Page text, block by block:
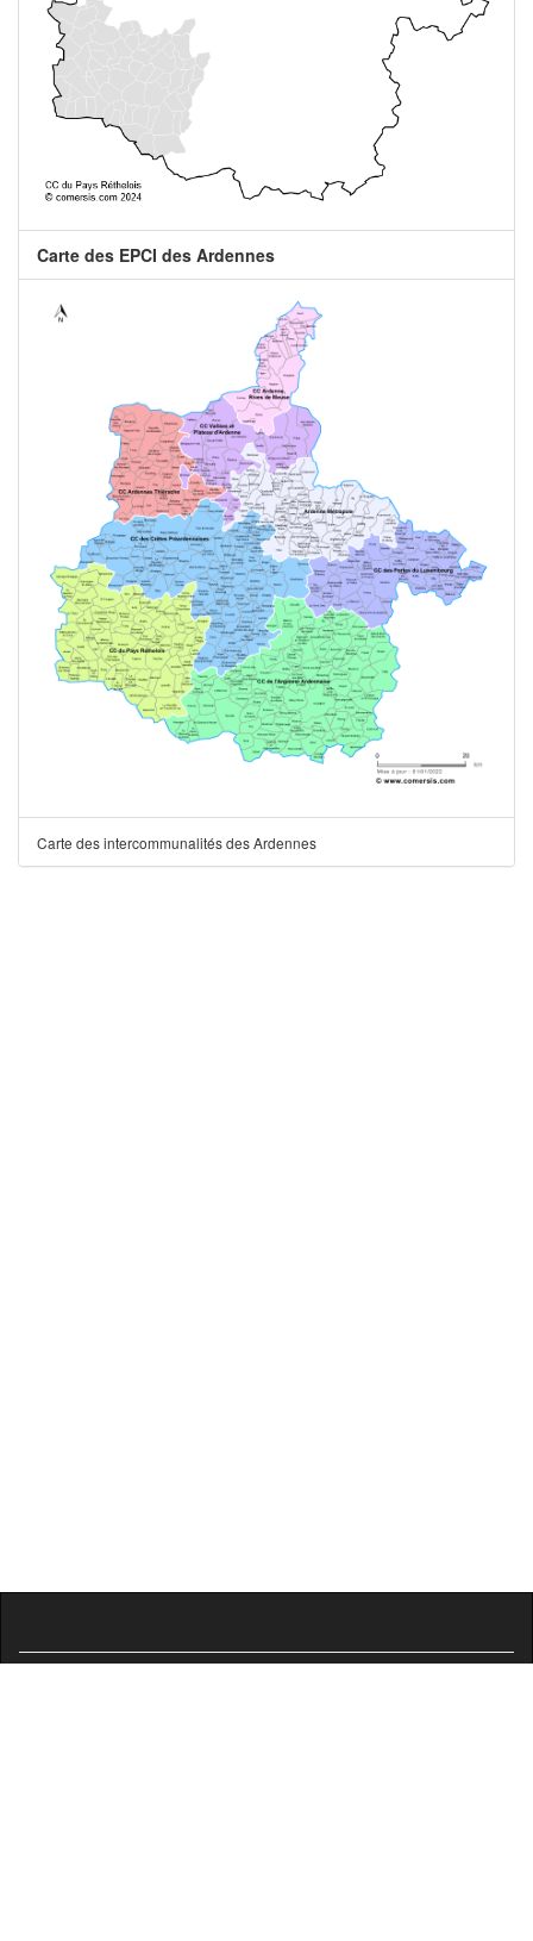
Carte des EPCI des Ardennes
Carte des intercommunalités des Ardennes